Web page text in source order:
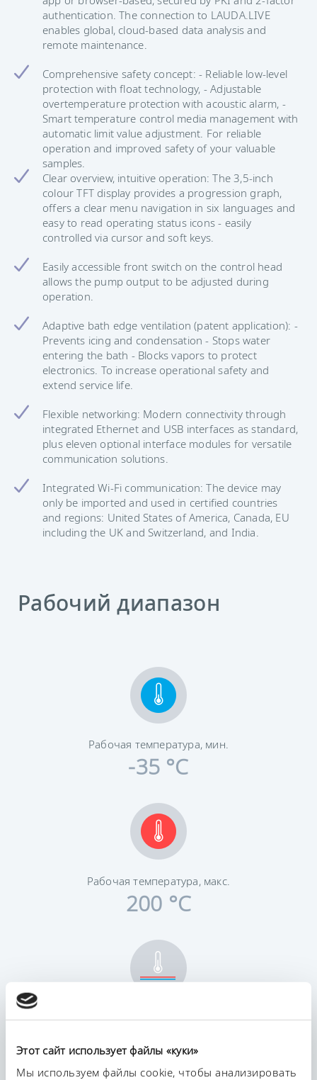
Этот сайт использует файлы «куки»
Мы используем файлы cookie, чтобы анализировать
authentication. The connection to LAUDA.LIVE
enables global, cloud-based data analysis and
remote maintenance.
Comprehensive safety concept: - Reliable low-level
protection with float technology, - Adjustable
overtemperature protection with acoustic alarm, -
Smart temperature control media management with
automatic limit value adjustment. For reliable
operation and improved safety of your valuable
samples.
Clear overview, intuitive operation: The 3,5-inch
colour TFT display provides a progression graph,
offers a clear menu navigation in six languages and
easy to read operating status icons - easily
controlled via cursor and soft keys.
Easily accessible front switch on the control head
allows the pump output to be adjusted during
operation.
Adaptive bath edge ventilation (patent application): -
Prevents icing and condensation - Stops water
entering the bath - Blocks vapors to protect
electronics. To increase operational safety and
extend service life.
Flexible networking: Modern connectivity through
integrated Ethernet and USB interfaces as standard,
plus eleven optional interface modules for versatile
communication solutions.
Integrated Wi-Fi communication: The device may
only be imported and used in certified countries
and regions: United States of America, Canada, EU
including the UK and Switzerland, and India.
Рабочий диапазон
Рабочая температура, мин.
-35 °C
Рабочая температура, макс.
200 °C
Постоянство температурного режима
0,02 ± K